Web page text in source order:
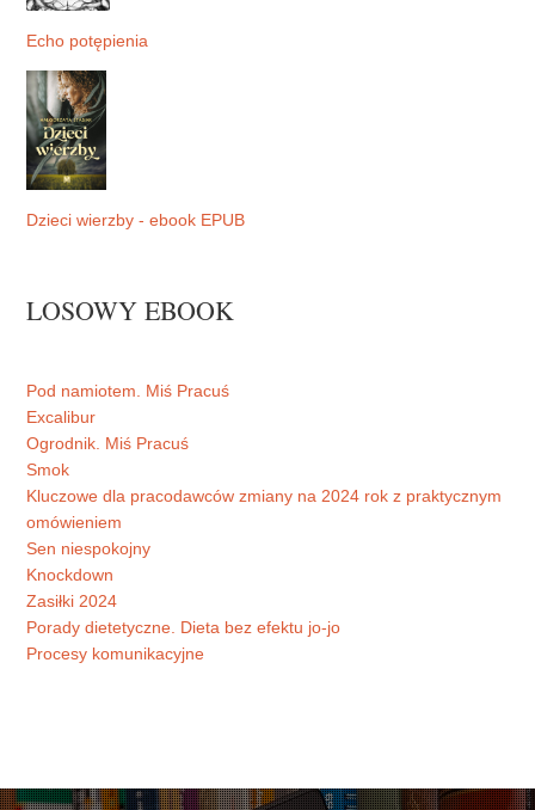
Echo potępienia
Dzieci wierzby - ebook EPUB
LOSOWY EBOOK
Pod namiotem. Miś Pracuś
Excalibur
Ogrodnik. Miś Pracuś
Smok
Kluczowe dla pracodawców zmiany na 2024 rok z praktycznym
omówieniem
Sen niespokojny
Knockdown
Zasiłki 2024
Porady dietetyczne. Dieta bez efektu jo-jo
Procesy komunikacyjne